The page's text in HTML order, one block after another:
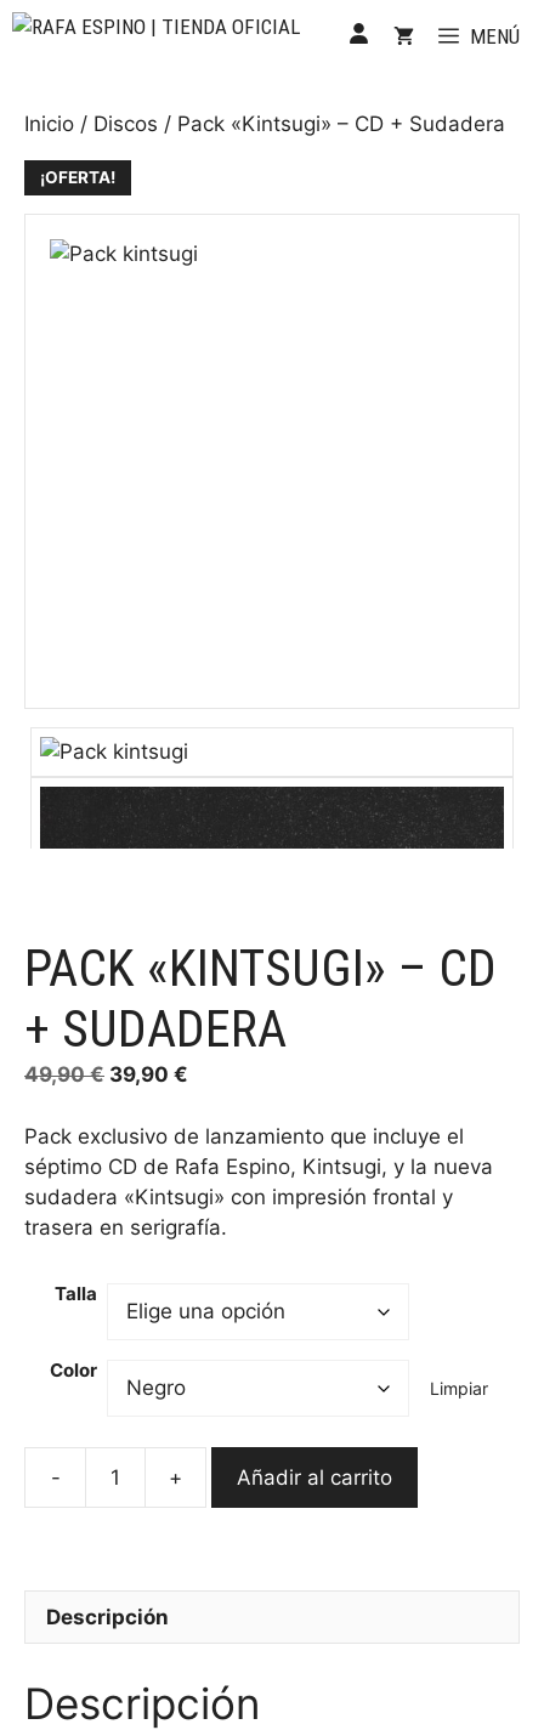
Saltar
MENÚ
Inicio / Discos / Pack «Kintsugi» – CD + Sudadera
¡OFERTA!
PACK «KINTSUGI» – CD
+ SUDADERA
49,90€ El
original
era:
49,90 €.
39,90 €
actual
es:
39,90 €.
Pack exclusivo de lanzamiento que incluye el
séptimo CD de Rafa Espino, Kintsugi, y la nueva
sudadera «Kintsugi» con impresión frontal y
trasera en serigrafía.
Talla
Color
Limpiar
-
Pack
Sudadera
+ Añadir al carrito
Descripción
Descripción